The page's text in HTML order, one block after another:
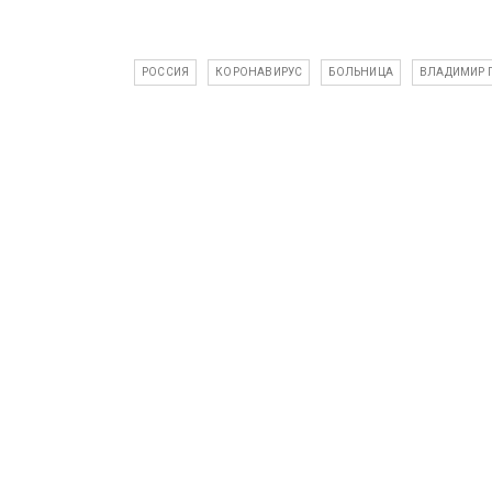
РОССИЯ КОРОНАВИРУС БОЛЬНИЦА ВЛАДИМИР